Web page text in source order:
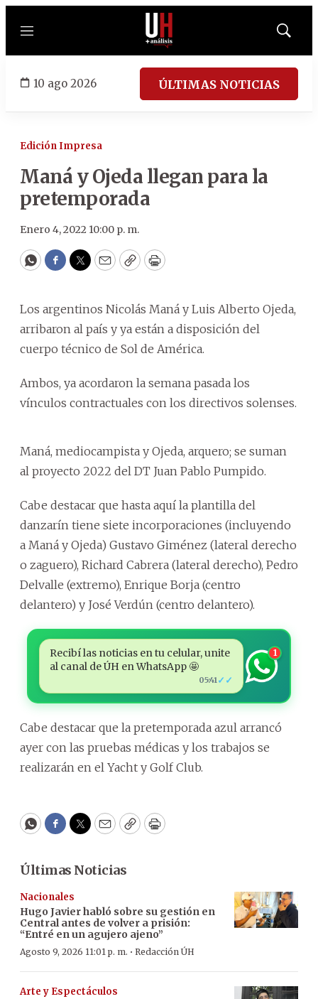
Menú
Mostrar
10 ago 2026 ÚLTIMAS NOTICIAS
Edición Impresa
Maná y Ojeda llegan para la
pretemporada
Enero 4, 2022 10:00 p. m.
WhatsApp
Facebook
Twitter
EmailCopyPrint
Los argentinos Nicolás Maná y Luis Alberto Ojeda,
arribaron al país y ya están a disposición del
cuerpo técnico de Sol de América.
Ambos, ya acordaron la semana pasada los
vínculos contractuales con los directivos solenses.
Maná, mediocampista y Ojeda, arquero; se suman
al proyecto 2022 del DT Juan Pablo Pumpido.
Cabe destacar que hasta aquí la plantilla del
danzarín tiene siete incorporaciones (incluyendo
a Maná y Ojeda) Gustavo Giménez (lateral derecho
o zaguero), Richard Cabrera (lateral derecho), Pedro
Delvalle (extremo), Enrique Borja (centro
delantero) y José Verdún (centro delantero).
Recibí las noticias en tu celular, unite
al canal de ÚH en WhatsApp 🤩
05:41✓✓
1
Cabe destacar que la pretemporada azul arrancó
ayer con las pruebas médicas y los trabajos se
realizarán en el Yacht y Golf Club.
WhatsApp
Facebook
Twitter
EmailCopyPrint
Últimas Noticias
Nacionales
Hugo Javier habló sobre su gestión en
Central antes de volver a prisión:
“Entré en un agujero ajeno”
Agosto 9, 2026 11:01 p. m. · Redacción ÚH
Arte y Espectáculos